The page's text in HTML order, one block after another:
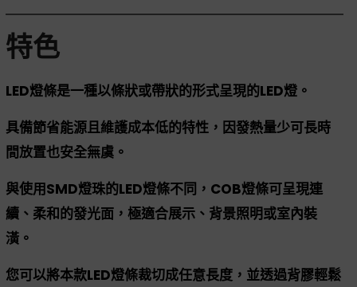
特色
LED燈條是一種以條狀或帶狀的形式呈現的LED燈。
具備節省能源且維護成本低的特性，因發熱量少可長時
間放置也安全無虞。
與使用SMD燈珠的LED燈條不同，COB燈條可呈現連
續、柔和的發光面，極適合展示、背景照明或室內裝
潢。
您可以將本款LED燈條裁切成任意長度，並透過背膠輕鬆